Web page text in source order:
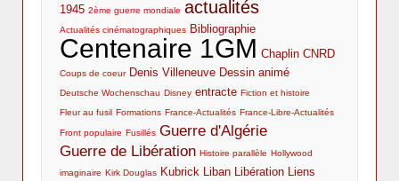
1945 2ème guerre mondiale actualités
Actualités cinématographiques Bibliographie
Centenaire 1GM Chaplin CNRD
Coups de coeur Denis Villeneuve Dessin animé
Deutsche Wochenschau Disney entracte Fiction et histoire
Fleur au fusil Formations France-Actualités France-Libre-Actualités
Front populaire Fusillés Guerre d'Algérie
Guerre de Libération Histoire parallèle Hollywood
imaginaire Kirk Douglas Kubrick Liban Libération Liens